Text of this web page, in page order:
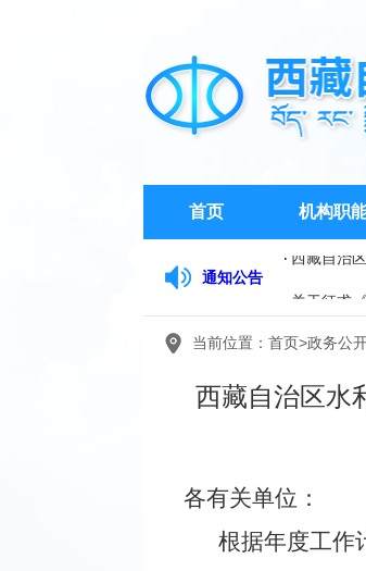
首页 机构职
通知公告
当前位置： 首页>政务公
西藏自治区水
各有关单位：
根据年度工作